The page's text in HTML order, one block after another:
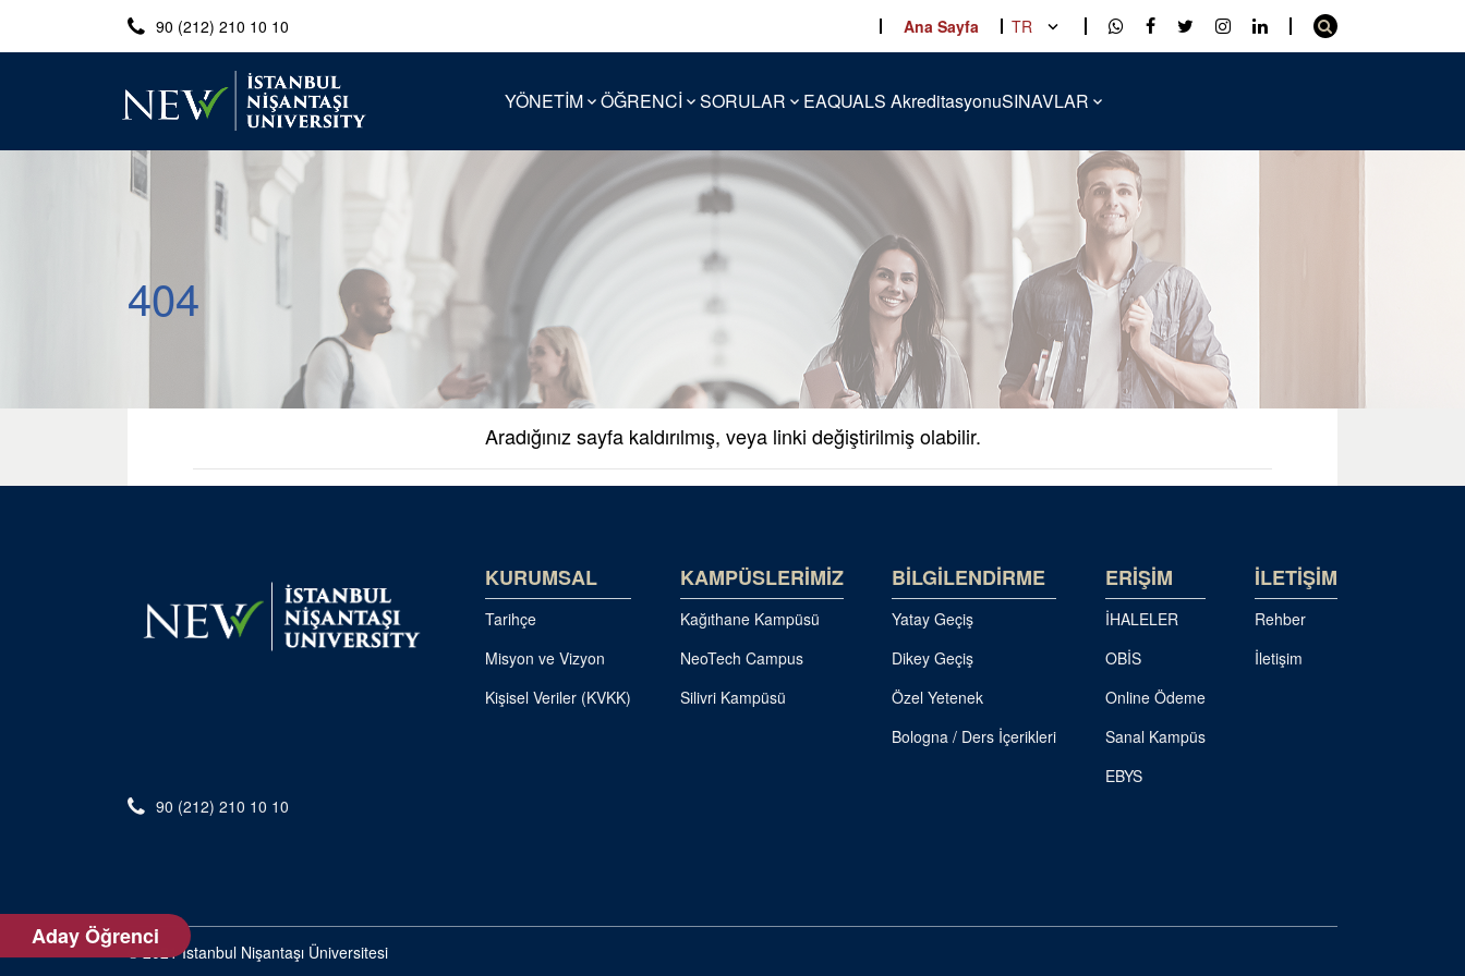
90 (212) 210 10 10 Ana Sayfa TR
YÖNETİM ÖĞRENCİ SORULAR EAQUALS AkreditasyonuSINAVLAR
404
Aradığınız sayfa kaldırılmış, veya linki değiştirilmiş olabilir.
KURUMSAL
Tarihçe
Misyon ve Vizyon
Kişisel Veriler (KVKK)
KAMPÜSLERİMİZ
Kağıthane Kampüsü
NeoTech Campus
Silivri Kampüsü
BİLGİLENDİRME
Yatay Geçiş
Dikey Geçiş
Özel Yetenek
Bologna / Ders İçerikleri
ERİŞİM
İHALELER
OBİS
Online Ödeme
Sanal Kampüs
EBYS
İLETİŞİM
Rehber
İletişim
90 (212) 210 10 10
© 2021 İstanbul Nişantaşı Üniversitesi
Aday Öğrenci